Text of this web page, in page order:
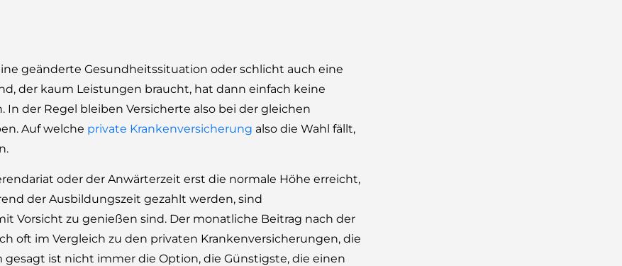
geänderte Gesundheitssituation oder schlicht auch eine
der kaum Leistungen braucht, hat dann einfach keine
In der Regel bleiben Versicherte also bei der gleichen
Auf welche private Krankenversicherung also die Wahl fällt,
oder der Anwärterzeit erst die normale Höhe erreicht,
der Ausbildungszeit gezahlt werden, sind
Vorsicht zu genießen sind. Der monatliche Beitrag nach der
oft im Vergleich zu den privaten Krankenversicherungen, die
ist nicht immer die Option, die Günstigste, die einen